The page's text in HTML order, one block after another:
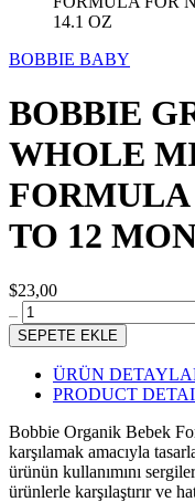
BOBBIE BABY
BOBBIE
WHOLE
FORMULA
TO 12
$23,00
SEPETE EKLE
ÜRÜN
PRODUCT
Bobbie Organik Bebek
karşılamak amacıyla
ürünün kullanımını
ürünlerle karşılaştırır ve